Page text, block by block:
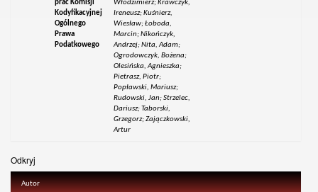
prac Komisji
Kodyfikacyjnej
Ogólnego
Prawa
Podatkowego
Włodzimierz; Krawczyk,
Ireneusz; Kuśnierz,
Wiesław; Łoboda,
Marcin; Nikończyk,
Andrzej; Nita, Adam;
Ogrodowczyk, Bożena;
Olesińska, Agnieszka;
Pietrasz, Piotr;
Popławski, Mariusz;
Rudowski, Jan; Strzelec,
Dariusz; Taborski,
Grzegorz; Zajączkowski,
Artur
Odkryj
Autor